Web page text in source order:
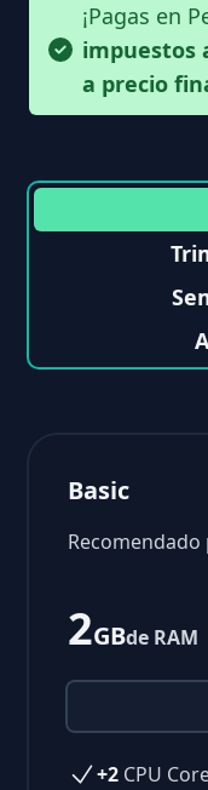
¡Pagas en
impuestos
a precio
Basic
2GBde RAM
+2 CPU